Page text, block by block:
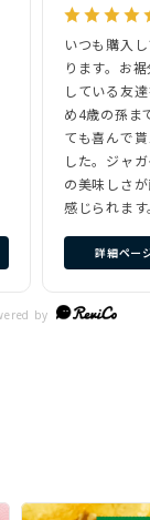
詳細ペー
いつも購入
ります。お
している友
め4歳の孫ま
ても喜んで
した。ジャ
の美味しさ
感じられま